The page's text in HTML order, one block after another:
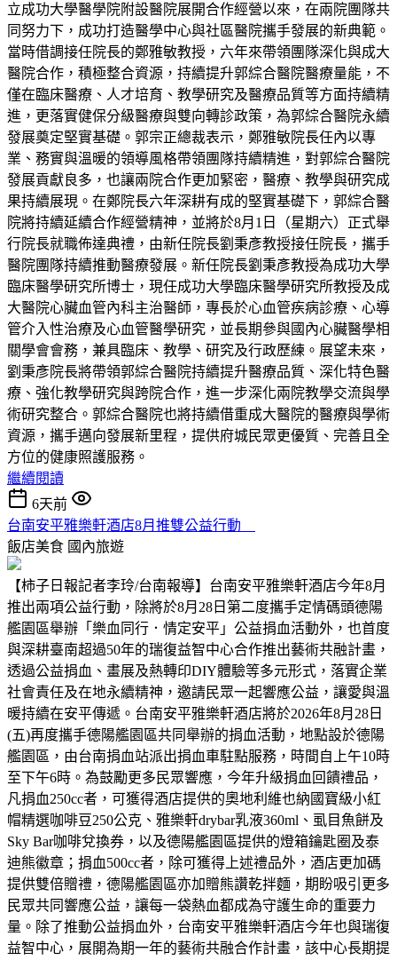
立成功大學醫學院附設醫院展開合作經營以來，在兩院團隊共
同努力下，成功打造醫學中心與社區醫院攜手發展的新典範。
當時借調接任院長的鄭雅敏教授，六年來帶領團隊深化與成大
醫院合作，積極整合資源，持續提升郭綜合醫院醫療量能，不
僅在臨床醫療、人才培育、教學研究及醫療品質等方面持續精
進，更落實健保分級醫療與雙向轉診政策，為郭綜合醫院永續
發展奠定堅實基礎。郭宗正總裁表示，鄭雅敏院長任內以專
業、務實與溫暖的領導風格帶領團隊持續精進，對郭綜合醫院
發展貢獻良多，也讓兩院合作更加緊密，醫療、教學與研究成
果持續展現。在鄭院長六年深耕有成的堅實基礎下，郭綜合醫
院將持續延續合作經營精神，並將於8月1日（星期六）正式舉
行院長就職佈達典禮，由新任院長劉秉彥教授接任院長，攜手
醫院團隊持續推動醫療發展。新任院長劉秉彥教授為成功大學
臨床醫學研究所博士，現任成功大學臨床醫學研究所教授及成
大醫院心臟血管內科主治醫師，專長於心血管疾病診療、心導
管介入性治療及心血管醫學研究，並長期參與國內心臟醫學相
關學會會務，兼具臨床、教學、研究及行政歷練。展望未來，
劉秉彥院長將帶領郭綜合醫院持續提升醫療品質、深化特色醫
療、強化教學研究與跨院合作，進一步深化兩院教學交流與學
術研究整合。郭綜合醫院也將持續借重成大醫院的醫療與學術
資源，攜手邁向發展新里程，提供府城民眾更優質、完善且全
方位的健康照護服務。
繼續閱讀
6天前
台南安平雅樂軒酒店8月推雙公益行動
飯店美食 國內旅遊
【柿子日報記者李玲/台南報導】台南安平雅樂軒酒店今年8月
推出兩項公益行動，除將於8月28日第二度攜手定情碼頭德陽
艦園區舉辦「樂血同行．情定安平」公益捐血活動外，也首度
與深耕臺南超過50年的瑞復益智中心合作推出藝術共融計畫，
透過公益捐血、畫展及熱轉印DIY體驗等多元形式，落實企業
社會責任及在地永續精神，邀請民眾一起響應公益，讓愛與溫
暖持續在安平傳遞。台南安平雅樂軒酒店將於2026年8月28日
(五)再度攜手德陽艦園區共同舉辦的捐血活動，地點設於德陽
艦園區，由台南捐血站派出捐血車駐點服務，時間自上午10時
至下午6時。為鼓勵更多民眾響應，今年升級捐血回饋禮品，
凡捐血250cc者，可獲得酒店提供的奧地利維也納國寶級小紅
帽精選咖啡豆250公克、雅樂軒drybar乳液360ml、虱目魚餅及
Sky Bar咖啡兌換券，以及德陽艦園區提供的燈箱鑰匙圈及泰
迪熊徽章；捐血500cc者，除可獲得上述禮品外，酒店更加碼
提供雙倍贈禮，德陽艦園區亦加贈熊讚乾拌麵，期盼吸引更多
民眾共同響應公益，讓每一袋熱血都成為守護生命的重要力
量。除了推動公益捐血外，台南安平雅樂軒酒店今年也與瑞復
益智中心，展開為期一年的藝術共融合作計畫，該中心長期提